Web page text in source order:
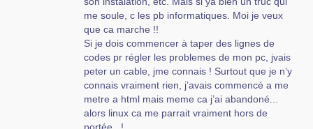
me soule, c les pb informatiques. Moi je veux
que ca marche !!
Si je dois commencer à taper des lignes de
codes pr régler les problemes de mon pc, jvais
peter un cable, jme connais ! Surtout que je n’y
connais vraiment rien, j’avais commencé a me
metre a html mais meme ca j’ai abandoné...
alors linux ca me parrait vraiment hors de